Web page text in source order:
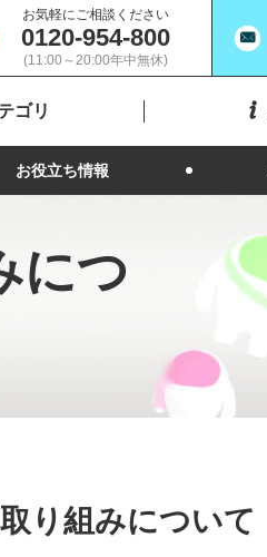
お気軽にご相談ください
0120-954-800
(11:00～20:00年中無休)
ゴリ
お役立ち情報
につ
り組みについて